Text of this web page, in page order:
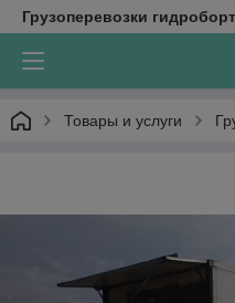
Грузоперевозки
Товары и услуги